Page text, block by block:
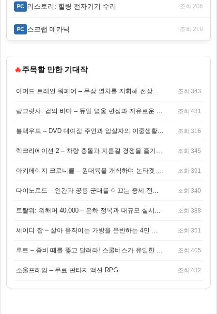
PC 리스토리: 힐링 전자기기 수리 조회 206
PC 스크랩 메카닉 조회 219
🔥주목할 만한 기대작
아머드 트레인 워페어 – 무장 열차를 지휘해 전장을 돌파하는 생존 전투 게임 조회 343
랑그릿사: 검의 바다 – 듀얼 영웅 편성과 자유로운 탐험을 결합한 판타지 전략 RPG 조회 431
블랙우드 – DVD 대여점 주인과 암살자의 이중생활을 그린 3인칭 액션 스릴러 게임 조회 316
렉크리에이션 2 – 차량 충돌과 지름길 경쟁을 즐기는 오픈월드 아케이드 레이싱 게임 조회 345
아키에이지 크로니클 – 원대륙을 개척하며 논타겟 전투를 즐기는 오픈월드 MMORPG 조회 391
다이노로드 – 인간과 공룡 군대를 이끄는 중세 전략 액션 RPG 조회 340
토탈워: 워해머 40,000 – 은하 정복과 대규모 실시간 전투가 결합된 전략 게임! 조회 388
셰이디 잡 – 살아 움직이는 가방을 운반하는 4인 협동 물리 어드벤처 게임 조회 351
루트 – 좀비 떼를 뚫고 달려라! 스쿨버스가 유일한 집이 되는 4인 협동 생존 게임 조회 405
소울프레임 – 무료 판타지 액션 RPG 조회 432